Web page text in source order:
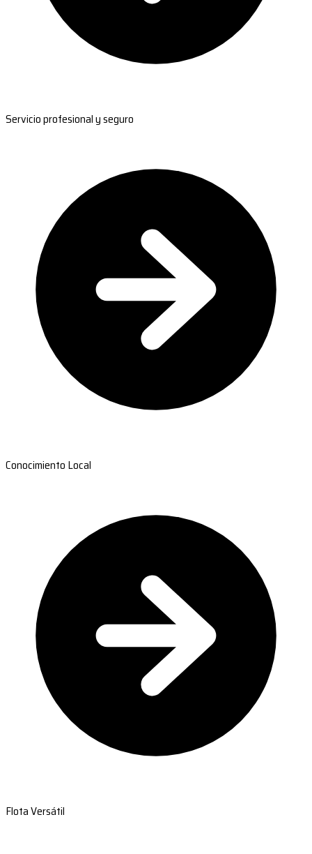
Servicio profesional y seguro
Conocimiento Local
Flota Versátil